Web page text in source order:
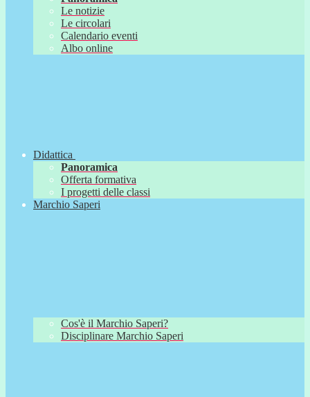
Le notizie
Le circolari
Calendario eventi
Albo online
Didattica
Panoramica
Offerta formativa
I progetti delle classi
Marchio Saperi
Cos'è il Marchio Saperi?
Disciplinare Marchio Saperi